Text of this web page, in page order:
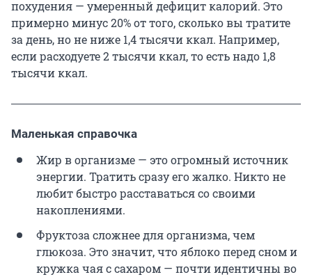
похудения — умеренный дефицит калорий. Это
примерно минус 20% от того, сколько вы тратите
за день, но не ниже 1,4 тысячи ккал. Например,
если расходуете 2 тысячи ккал, то есть надо 1,8
тысячи ккал.
Маленькая справочка
Жир в организме — это огромный источник
энергии. Тратить сразу его жалко. Никто не
любит быстро расставаться со своими
накоплениями.
Фруктоза сложнее для организма, чем
глюкоза. Это значит, что яблоко перед сном и
кружка чая с сахаром — почти идентичны во